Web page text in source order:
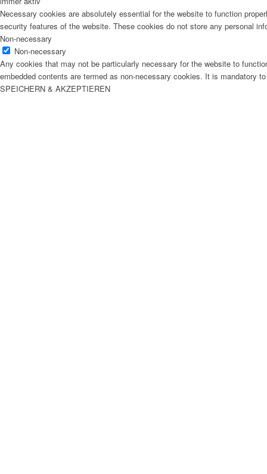
Necessary cookies are absolutely essential for the website to function
security features of the website. These cookies do not store any personal
Non-necessary
Non-necessary
Any cookies that may not be particularly necessary for the website to
embedded contents are termed as non-necessary cookies. It is mandatory
SPEICHERN & AKZEPTIEREN